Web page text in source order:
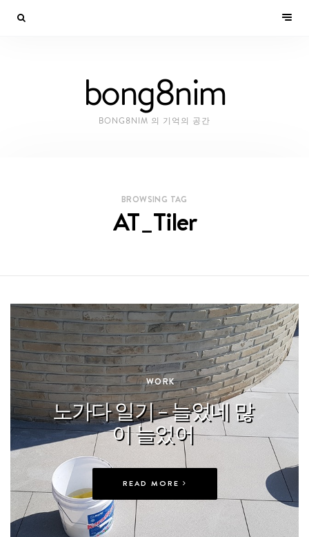
bong8nim
BONG8NIM 의 기억의 공간
BROWSING TAG
AT_Tiler
In WORK
노가다 일기 – 늘었네 많
이 늘었어
READ MORE